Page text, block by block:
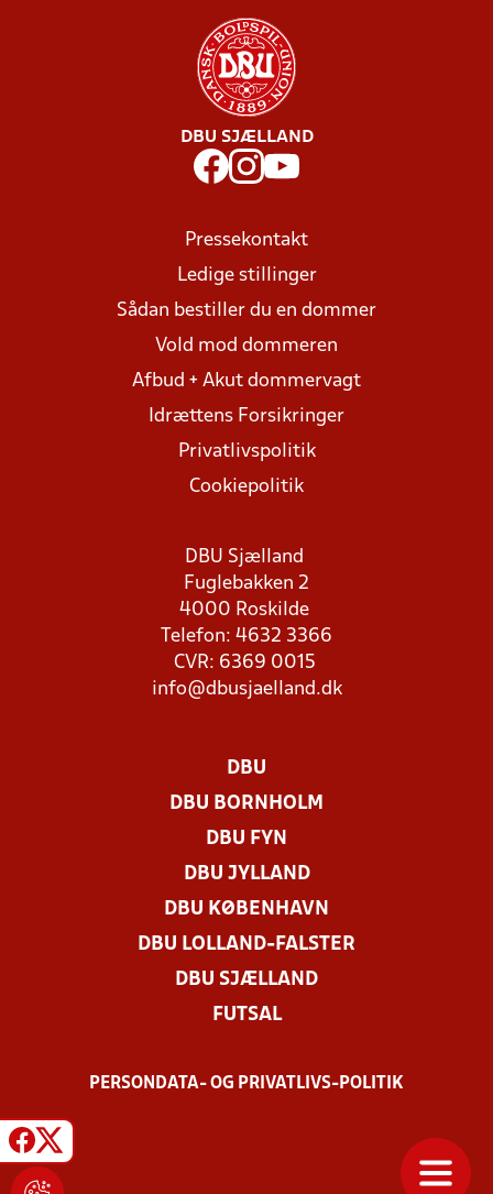
DBU SJÆLLAND
Pressekontakt
Ledige stillinger
Sådan bestiller du en dommer
Vold mod dommeren
Afbud + Akut dommervagt
Idrættens Forsikringer
Privatlivspolitik
Cookiepolitik
DBU Sjælland
Fuglebakken 2
4000 Roskilde
Telefon: 4632 3366
CVR: 6369 0015
info@dbusjaelland.dk
DBU
DBU BORNHOLM
DBU FYN
DBU JYLLAND
DBU KØBENHAVN
DBU LOLLAND-FALSTER
DBU SJÆLLAND
FUTSAL
PERSONDATA- OG PRIVATLIVS-POLITIK